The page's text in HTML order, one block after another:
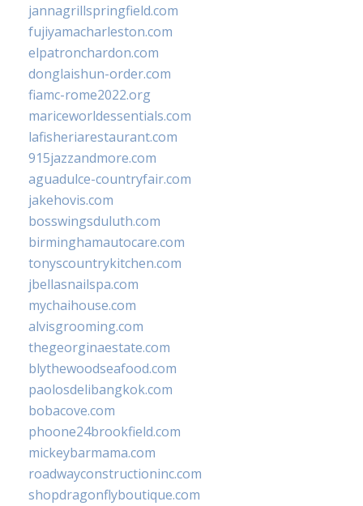
jannagrillspringfield.com
fujiyamacharleston.com
elpatronchardon.com
donglaishun-order.com
fiamc-rome2022.org
mariceworldessentials.com
lafisheriarestaurant.com
915jazzandmore.com
aguadulce-countryfair.com
jakehovis.com
bosswingsduluth.com
birminghamautocare.com
tonyscountrykitchen.com
jbellasnailspa.com
mychaihouse.com
alvisgrooming.com
thegeorginaestate.com
blythewoodseafood.com
paolosdelibangkok.com
bobacove.com
phoone24brookfield.com
mickeybarmama.com
roadwayconstructioninc.com
shopdragonflyboutique.com